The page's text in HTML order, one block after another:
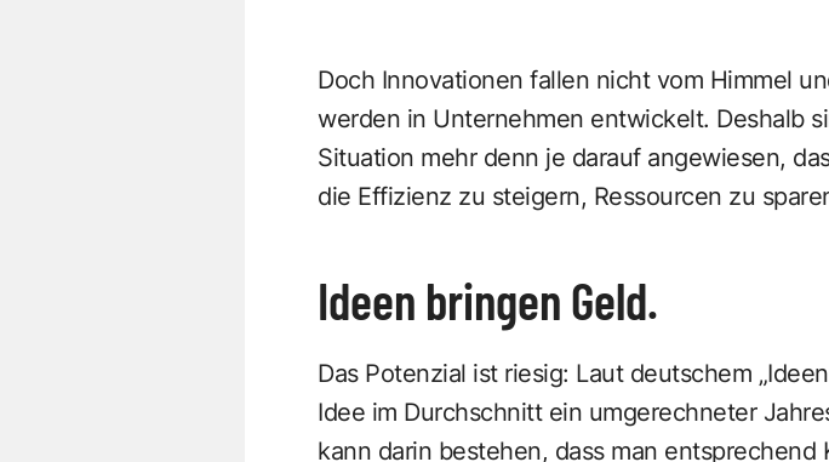
Doch Innovationen fallen nicht vom Himmel
werden in Unternehmen entwickelt. Deshalb
Situation mehr denn je darauf angewiesen,
die Effizienz zu steigern, Ressourcen zu
Ideen bringen Geld.
Das Potenzial ist riesig: Laut deutschem
Idee im Durchschnitt ein umgerechneter
kann darin bestehen, dass man